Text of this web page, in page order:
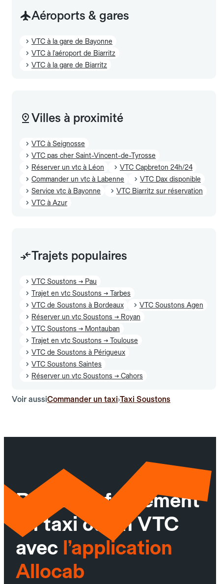
Aéroports & gares
VTC à la gare de Bayonne
VTC à l'aéroport de Biarritz
VTC à la gare de Biarritz
Villes à proximité
VTC à Seignosse
VTC pas cher Saint-Vincent-de-Tyrosse
Réserver un vtc à Léon
VTC Capbreton 24h/24
Commander un vtc à Labenne
VTC Dax disponible
Service vtc à Bayonne
VTC Biarritz sur réservation
VTC à Azur
Trajets populaires
VTC Soustons → Pau
Trajet en vtc Soustons → Tarbes
VTC de Soustons à Bordeaux
VTC Soustons Agen
Réserver un vtc Soustons → Royan
VTC Soustons → Montauban
Trajet en vtc Soustons → Toulouse
VTC de Soustons à Périgueux
VTC Soustons Saintes
Réserver un vtc Soustons → Cahors
Voir aussiCommander un taxi›Taxi Soustons
Réservez facilement
un taxi ou un VTC
avec l’application
Allocab